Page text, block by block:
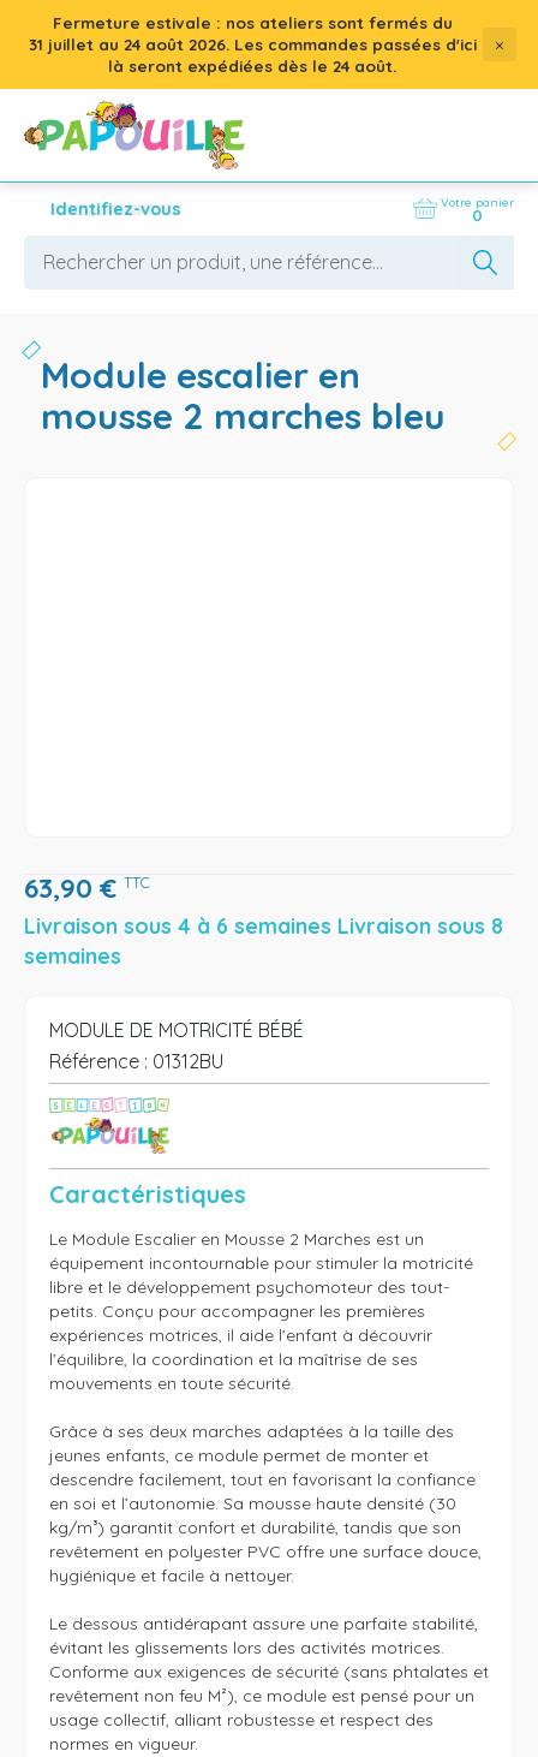
Fermeture estivale : nos ateliers sont fermés du
31 juillet au 24 août 2026. Les commandes passées d'ici
là seront expédiées dès le 24 août.
×
Identifiez-vous Votre panier
0
module escalier en
mousse 2 marches bleu
63,90 € TTC
Livraison sous 4 à 6 semaines Livraison sous 8
semaines
MODULE DE MOTRICITÉ BÉBÉ
Référence : 01312BU
Caractéristiques
Le Module Escalier en Mousse 2 Marches est un
équipement incontournable pour stimuler la motricité
libre et le développement psychomoteur des tout-
petits. Conçu pour accompagner les premières
expériences motrices, il aide l’enfant à découvrir
l’équilibre, la coordination et la maîtrise de ses
mouvements en toute sécurité.
Grâce à ses deux marches adaptées à la taille des
jeunes enfants, ce module permet de monter et
descendre facilement, tout en favorisant la confiance
en soi et l’autonomie. Sa mousse haute densité (30
kg/m³) garantit confort et durabilité, tandis que son
revêtement en polyester PVC offre une surface douce,
hygiénique et facile à nettoyer.
Le dessous antidérapant assure une parfaite stabilité,
évitant les glissements lors des activités motrices.
Conforme aux exigences de sécurité (sans phtalates et
revêtement non feu M²), ce module est pensé pour un
usage collectif, alliant robustesse et respect des
normes en vigueur.